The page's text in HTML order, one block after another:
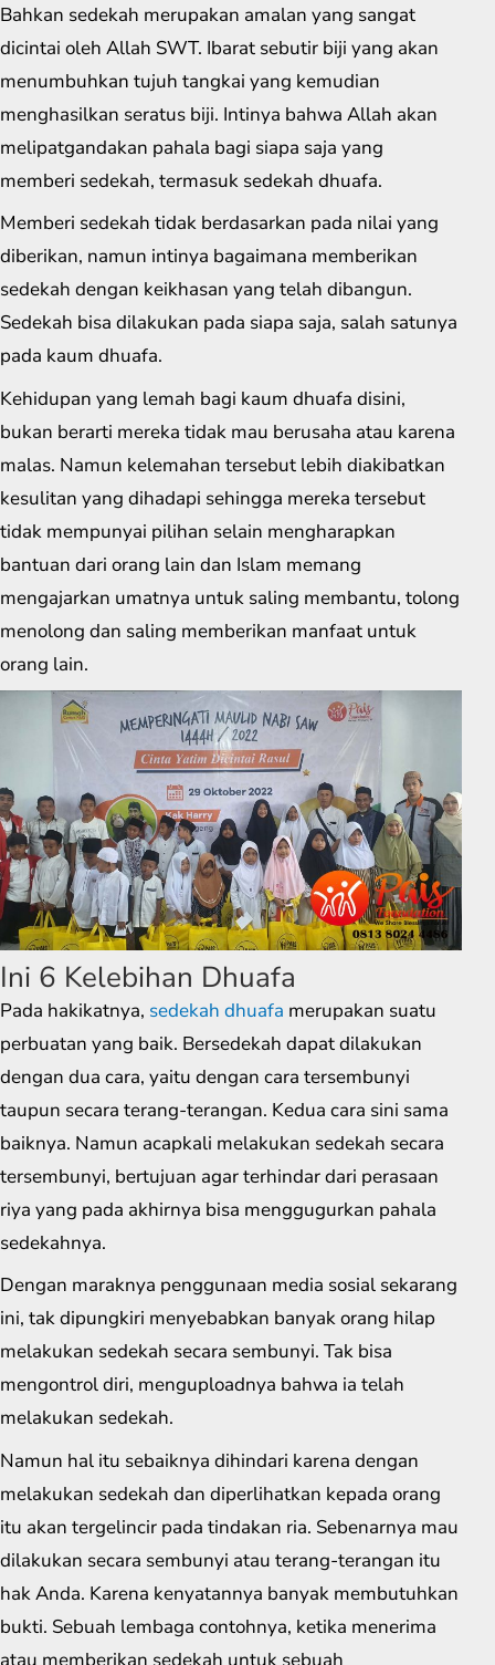
Bahkan sedekah merupakan amalan yang sangat
dicintai oleh Allah SWT. Ibarat sebutir biji yang akan
menumbuhkan tujuh tangkai yang kemudian
menghasilkan seratus biji. Intinya bahwa Allah akan
melipatgandakan pahala bagi siapa saja yang
memberi sedekah, termasuk sedekah dhuafa.
Memberi sedekah tidak berdasarkan pada nilai yang
diberikan, namun intinya bagaimana memberikan
sedekah dengan keikhasan yang telah dibangun.
Sedekah bisa dilakukan pada siapa saja, salah satunya
pada kaum dhuafa.
Kehidupan yang lemah bagi kaum dhuafa disini,
bukan berarti mereka tidak mau berusaha atau karena
malas. Namun kelemahan tersebut lebih diakibatkan
kesulitan yang dihadapi sehingga mereka tersebut
tidak mempunyai pilihan selain mengharapkan
bantuan dari orang lain dan Islam memang
mengajarkan umatnya untuk saling membantu, tolong
menolong dan saling memberikan manfaat untuk
orang lain.
Ini 6 Kelebihan Dhuafa
Pada hakikatnya, sedekah dhuafa merupakan suatu
perbuatan yang baik. Bersedekah dapat dilakukan
dengan dua cara, yaitu dengan cara tersembunyi
taupun secara terang-terangan. Kedua cara sini sama
baiknya. Namun acapkali melakukan sedekah secara
tersembunyi, bertujuan agar terhindar dari perasaan
riya yang pada akhirnya bisa menggugurkan pahala
sedekahnya.
Dengan maraknya penggunaan media sosial sekarang
ini, tak dipungkiri menyebabkan banyak orang hilap
melakukan sedekah secara sembunyi. Tak bisa
mengontrol diri, menguploadnya bahwa ia telah
melakukan sedekah.
Namun hal itu sebaiknya dihindari karena dengan
melakukan sedekah dan diperlihatkan kepada orang
itu akan tergelincir pada tindakan ria. Sebenarnya mau
dilakukan secara sembunyi atau terang-terangan itu
hak Anda. Karena kenyatannya banyak membutuhkan
bukti. Sebuah lembaga contohnya, ketika menerima
atau memberikan sedekah untuk sebuah